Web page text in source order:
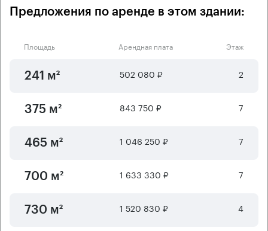
Предложения по аренде в этом здании:
Площадь Арендная плата Этаж
241 м² 502 080 ₽ 2
375 м² 843 750 ₽ 7
465 м² 1 046 250 ₽ 7
700 м² 1 633 330 ₽ 7
730 м² 1 520 830 ₽ 4